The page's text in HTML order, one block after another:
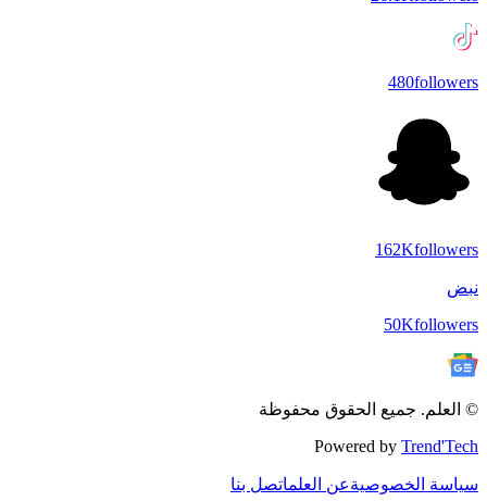
480followers
162Kfollowers
نبض
50Kfollowers
© العلم. جميع الحقوق محفوظة
Powered by Trend'Tech
سياسة الخصوصيةعن العلماتصل بنا